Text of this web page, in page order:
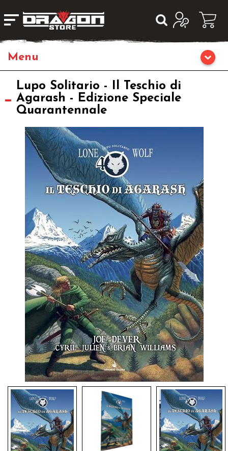
Home
Giochi da Tavolo
Librigame
Giochi di Carte Collezionabili
Miniature
Dadi
Accessori
Giocattoli e Gadget
Offerte del Dragone
Lupo Solitario - Il Teschio di
Agarash - Edizione Speciale
Quarantennale